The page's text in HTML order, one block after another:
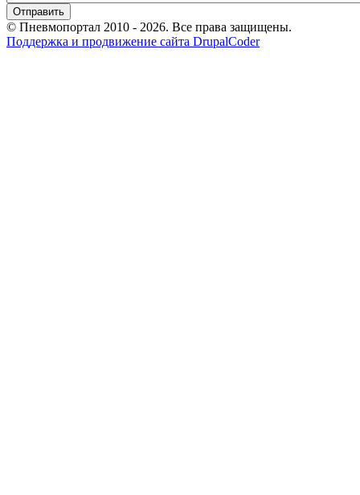
© Пневмопортал 2010 - 2026. Все права защищены.
Поддержка и продвижение сайта DrupalCoder